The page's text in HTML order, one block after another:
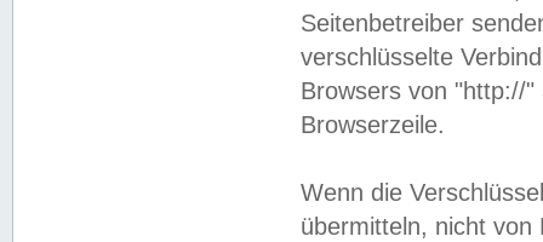
Seitenbetreiber
verschlüsselte
Browsers von "http://
Browserzeile.
Wenn die
übermitteln, nicht von